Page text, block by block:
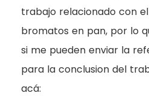
trabajo relacionado con
bromatos en pan, por lo
si me pueden enviar la
para la conclusion del
acá: